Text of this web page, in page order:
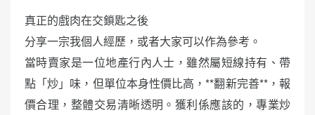
真正的戲肉在交鎖匙之後
分享一宗我個人經歷，或者大家可以作為參考。
當時賣家是一位地產行內人士，雖然屬短線持有、帶
點「炒」味，但單位本身性價比高，**翻新完善**，報
價合理，整體交易清晰透明。獲利係應該的，專業炒